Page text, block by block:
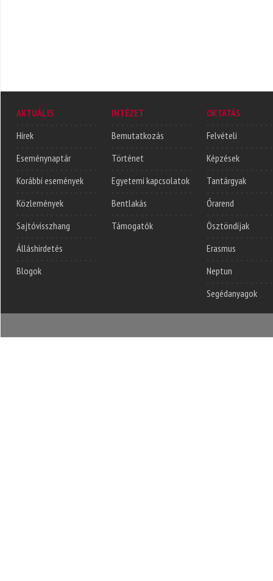
AKTUÁLIS
Hírek
Eseménynaptár
Korábbi események
Közlemények
Sajtóvisszhang
Álláshirdetés
Blogok
INTÉZET
Bemutatkozás
Történet
Egyetemi kapcsolatok
Bentlakás
Támogatók
OKTATÁS
Felvételi
Képzések
Tantárgyak
Órarend
Ösztöndíjak
Erasmus
Neptun
Segédanyagok